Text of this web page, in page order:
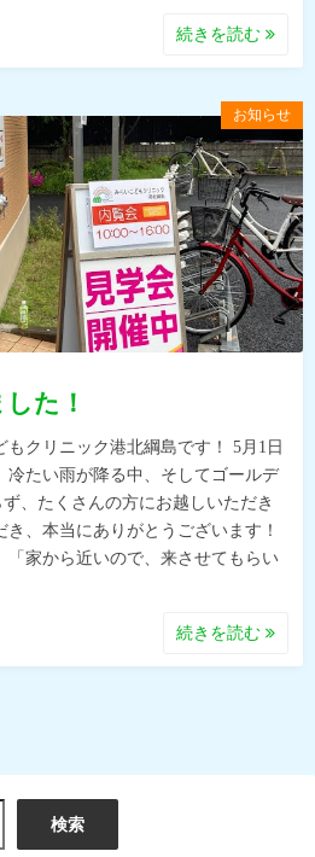
続きを読む
お知らせ
た！
クリニック港北綱島です！ 5月1日
冷たい雨が降る中、そしてゴールデ
、たくさんの方にお越しいただき
、本当にありがとうございます！
「家から近いので、来させてもらい
続きを読む
検索